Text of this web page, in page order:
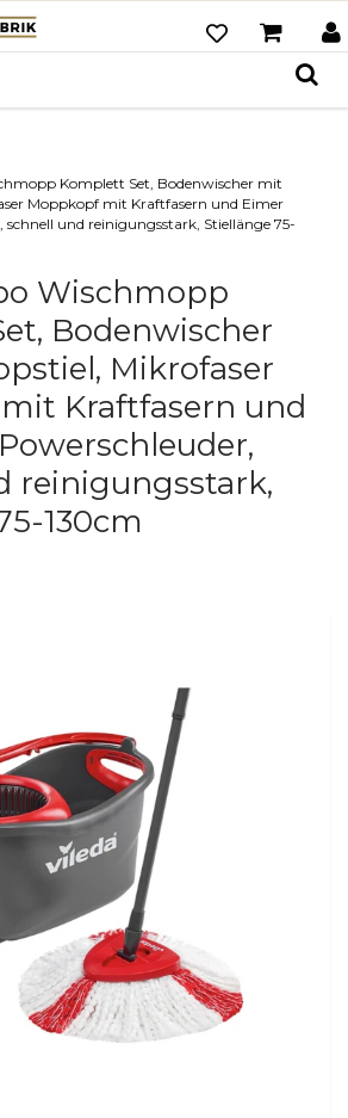
Komplett Set, Bodenwischer mit
Moppkopf mit Kraftfasern und Eimer
schnell und reinigungsstark, Stiellänge 75-
Wischmopp
Bodenwischer
Mikrofaser
Kraftfasern und
reinigungsstark,
130cm